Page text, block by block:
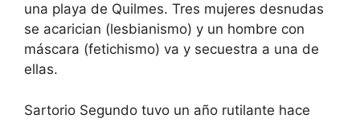
una playa de Quilmes. Tres mujeres desnudas
se acarician (lesbianismo) y un hombre con
máscara (fetichismo) va y secuestra a una de
ellas.
Sartorio Segundo tuvo un año rutilante hace